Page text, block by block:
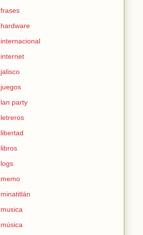
frases
hardware
internacional
internet
jalisco
juegos
lan party
letreros
libertad
libros
logs
memo
minatitlán
musica
música